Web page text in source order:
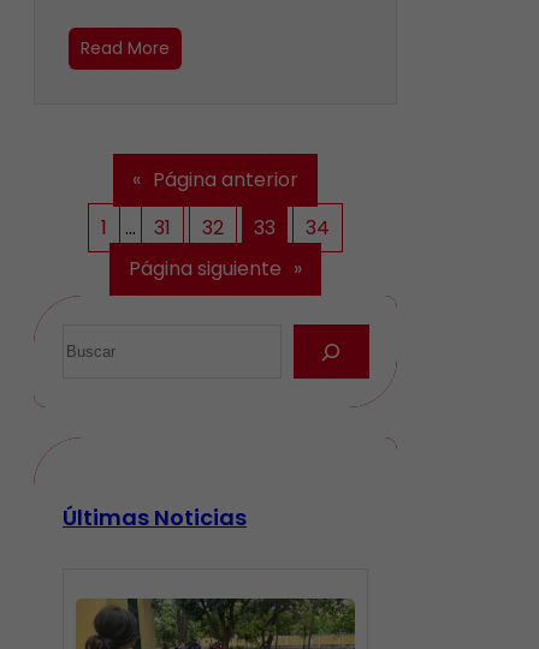
Read More
« Página anterior
1
… 31 32 33
34
Página siguiente »
Últimas Noticias